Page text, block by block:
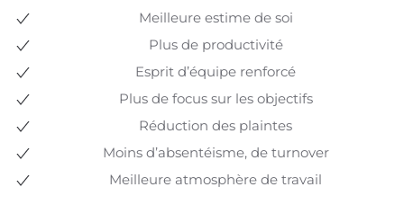
Meilleure estime de soi
Plus de productivité
Esprit d’équipe renforcé
Plus de focus sur les objectifs
Réduction des plaintes
Moins d’absentéisme, de turnover
Meilleure atmosphère de travail